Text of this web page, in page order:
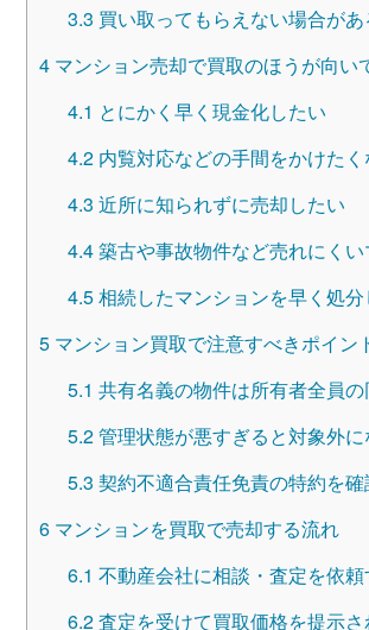
3.3 買い取ってもらえない場合があ
4マンション売却で買取のほうが向い
4.1 とにかく早く現金化したい
4.2内覧対応などの手間をかけたく
4.3 近所に知られずに売却したい
4.4築古や事故物件など売れにくい
4.5相続したマンションを早く処分
5マンション買取で注意すべきポイン
5.1 共有名義の物件は所有者全員
5.2管理状態が悪すぎると対象外に
5.3 契約不適合責任免責の特約を確
6マンションを買取で売却する流れ
6.1 不動産会社に相談・査定を依頼
6.2査定を受けて買取価格を提示さ